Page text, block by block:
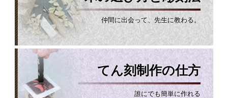
仲間に出会って、先生に教わる。
てん刻制作の仕方
誰にでも簡単に作れる